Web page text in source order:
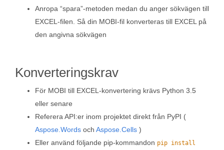
Anropa “spara”-metoden medan du anger sökvägen till
EXCEL-filen. Så din MOBI-fil konverteras till EXCEL på
den angivna sökvägen
Konverteringskrav
För MOBI till EXCEL-konvertering krävs Python 3.5
eller senare
Referera API:er inom projektet direkt från PyPI (
Aspose.Words och Aspose.Cells )
Eller använd följande pip-kommandon pip install